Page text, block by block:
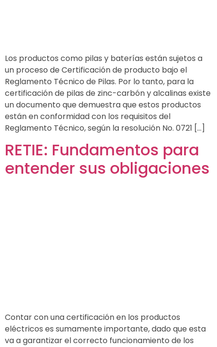
Los productos como pilas y baterías están sujetos a
un proceso de Certificación de producto bajo el
Reglamento Técnico de Pilas. Por lo tanto, para la
certificación de pilas de zinc-carbón y alcalinas existe
un documento que demuestra que estos productos
están en conformidad con los requisitos del
Reglamento Técnico, según la resolución No. 0721 […]
RETIE: Fundamentos para
entender sus obligaciones
Contar con una certificación en los productos
eléctricos es sumamente importante, dado que esta
va a garantizar el correcto funcionamiento de los